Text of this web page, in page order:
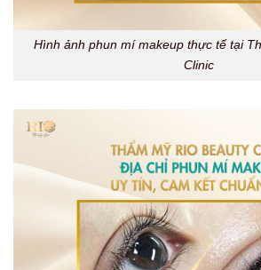
Hình ảnh phun mí makeup thực tế tại
Clinic